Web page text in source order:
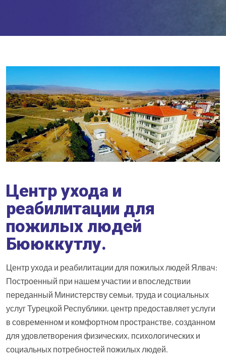
Центр ухода и
реабилитации для
пожилых людей
Бююккутлу.
Центр ухода и реабилитации для пожилых людей Ялвач:
Построенный при нашем участии и впоследствии
переданный Министерству семьи, труда и социальных
услуг Турецкой Республики, центр предоставляет услуги
в современном и комфортном пространстве, созданном
для удовлетворения физических, психологических и
социальных потребностей пожилых людей.